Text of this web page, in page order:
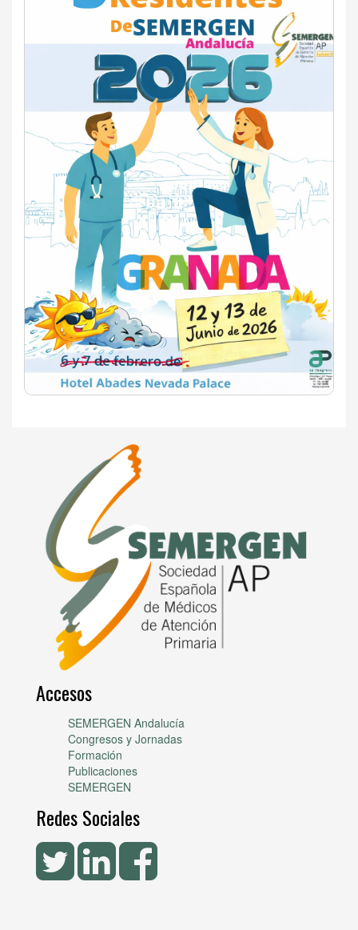
Accesos
SEMERGEN Andalucía
Congresos y Jornadas
Formación
Publicaciones
SEMERGEN
Redes Sociales